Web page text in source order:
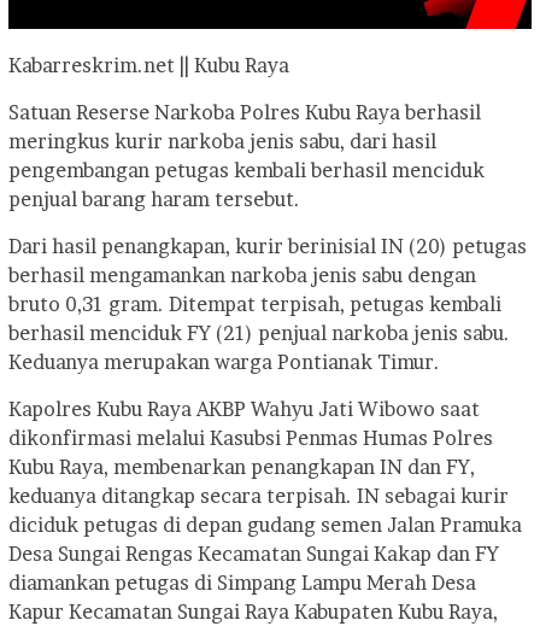
Kabarreskrim.net || Kubu Raya
Satuan Reserse Narkoba Polres Kubu Raya berhasil
meringkus kurir narkoba jenis sabu, dari hasil
pengembangan petugas kembali berhasil menciduk
penjual barang haram tersebut.
Dari hasil penangkapan, kurir berinisial IN (20) petugas
berhasil mengamankan narkoba jenis sabu dengan
bruto 0,31 gram. Ditempat terpisah, petugas kembali
berhasil menciduk FY (21) penjual narkoba jenis sabu.
Keduanya merupakan warga Pontianak Timur.
Kapolres Kubu Raya AKBP Wahyu Jati Wibowo saat
dikonfirmasi melalui Kasubsi Penmas Humas Polres
Kubu Raya, membenarkan penangkapan IN dan FY,
keduanya ditangkap secara terpisah. IN sebagai kurir
diciduk petugas di depan gudang semen Jalan Pramuka
Desa Sungai Rengas Kecamatan Sungai Kakap dan FY
diamankan petugas di Simpang Lampu Merah Desa
Kapur Kecamatan Sungai Raya Kabupaten Kubu Raya,